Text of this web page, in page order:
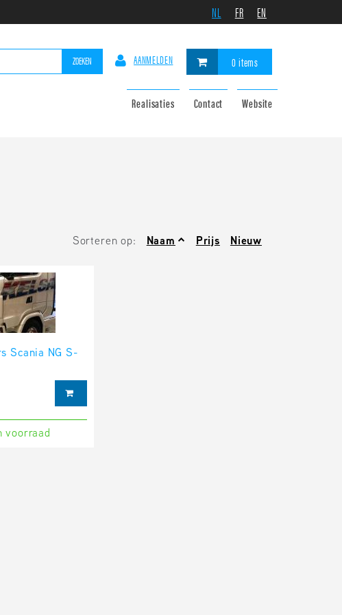
NL FR EN
0 items
AANMELDEN
ZOEKEN
Realisaties Contact Website
Sorteren op: Naam Prijs Nieuw
Scania NG S-
voorraad